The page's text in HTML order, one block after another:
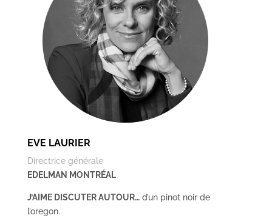
EVE LAURIER
Directrice générale
EDELMAN MONTRÉAL
J’AIME DISCUTER AUTOUR…d’un pinot noir de
l’oregon.